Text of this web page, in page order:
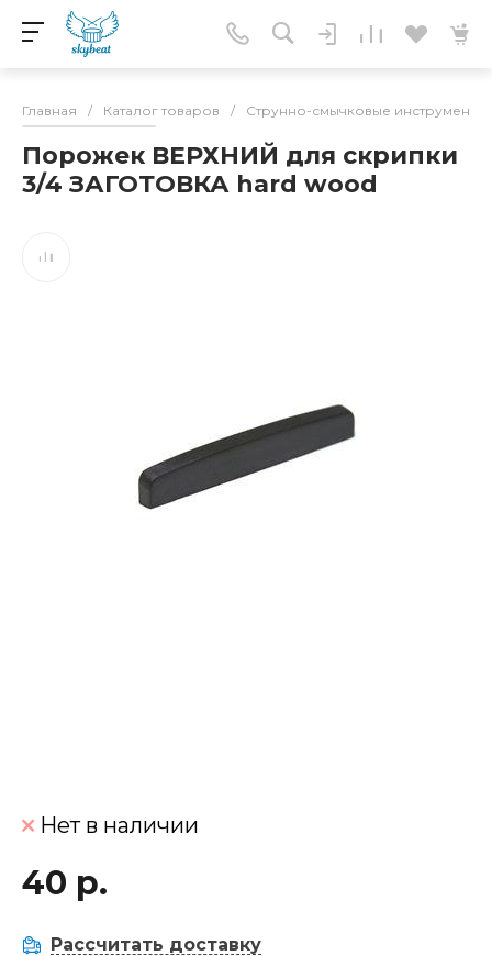
Главная / Каталог товаров / Струнно-смычковые инструменты
Порожек ВЕРХНИЙ для скрипки
3/4 ЗАГОТОВКА hard wood
Нет в наличии
40 р.
Рассчитать доставку